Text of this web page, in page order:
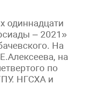
одиннадцати
– 2021»
На
на
по
НГСХА и